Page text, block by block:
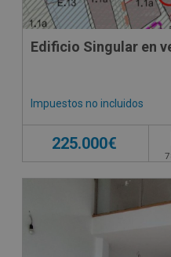
Edificio Singular en
Impuestos no incluidos
225.000€
CONDICIONES